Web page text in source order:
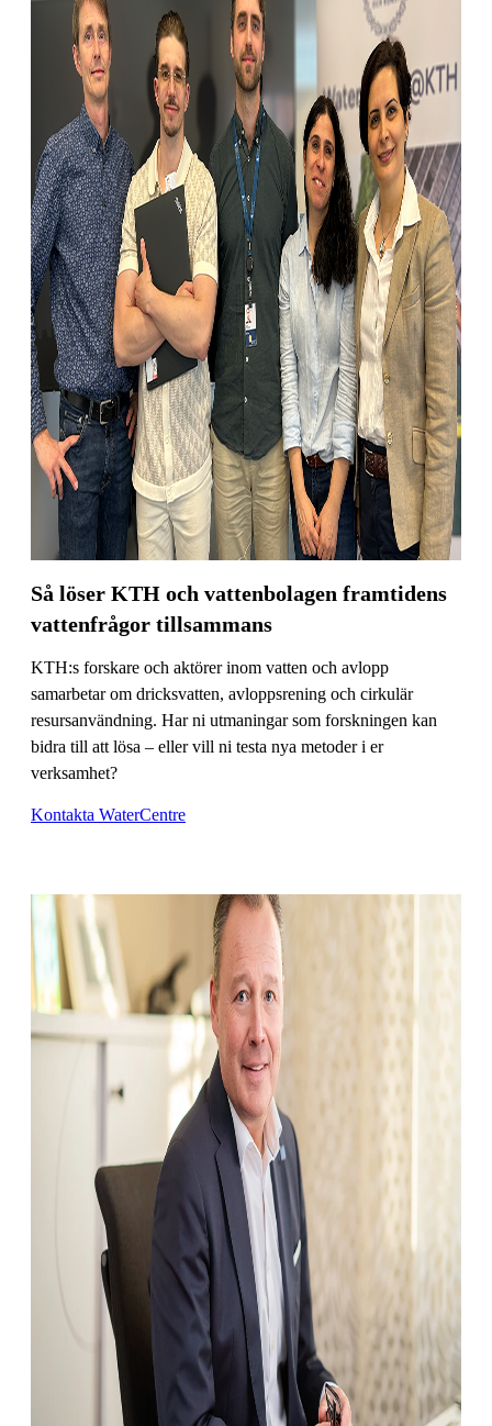
Så löser KTH och vattenbolagen framtidens
vattenfrågor tillsammans
KTH:s forskare och aktörer inom vatten och avlopp
samarbetar om dricksvatten, avloppsrening och cirkulär
resursanvändning. Har ni utmaningar som forskningen kan
bidra till att lösa – eller vill ni testa nya metoder i er
verksamhet?
Kontakta WaterCentre